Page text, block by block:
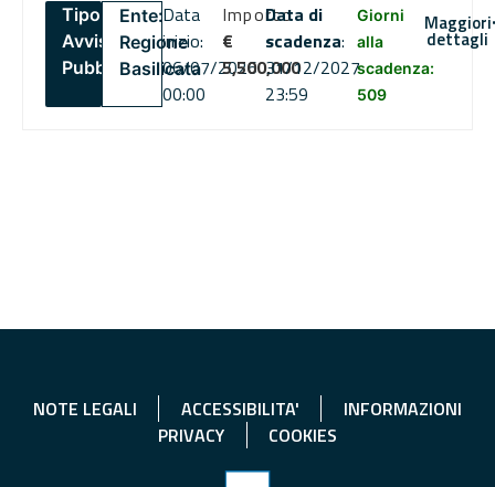
Tipo:
Avviso
Pubblico
Ente:
Regione
Basilicata
Data
inizio:
06/07/2026
00:00
Importo
€
5,500,000
Data di
scadenza:
31/12/2027
23:59
Giorni
alla
scadenza:
509
Maggiori
dettagli
NOTE LEGALI ACCESSIBILITA'
INFORMAZIONI
PRIVACY
COOKIES